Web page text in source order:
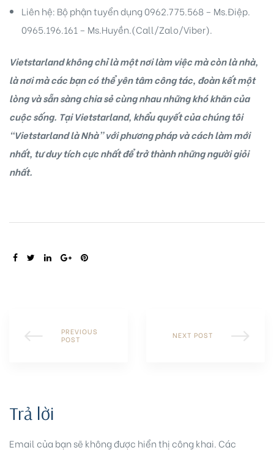
Liên hệ: Bộ phận tuyển dụng 0962.775.568 – Ms.Điệp.
0965.196.161 – Ms.Huyền.(Call/Zalo/Viber).
Vietstarland không chỉ là một nơi làm việc mà còn là nhà,
là nơi mà các bạn có thể yên tâm công tác, đoàn kết một
lòng và sẵn sàng chia sẻ cùng nhau những khó khăn của
cuộc sống. Tại Vietstarland, khẩu quyết của chúng tôi
“Vietstarland là Nhà” với phương pháp và cách làm mới
nhất, tư duy tích cực nhất để trở thành những người giỏi
nhất.
SHARE:
PREVIOUS
POST
NEXT POST
Trả lời
Email của bạn sẽ không được hiển thị công khai. Các